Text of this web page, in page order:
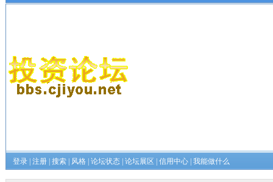
登录| 注册| 搜索| 风格| 论坛状态| 论坛展区 信用中心| 我能做什么